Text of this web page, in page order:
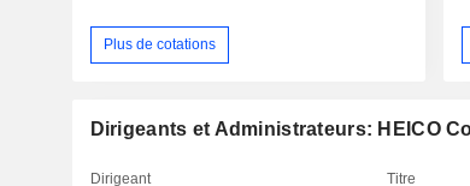
Plus de cotations
Dirigeants et Administrateurs: HEICO
Dirigeant Titre